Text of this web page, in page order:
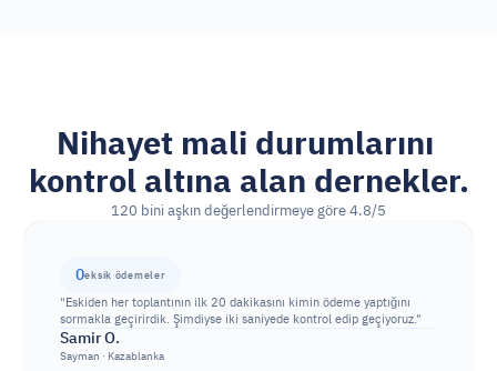
Nihayet mali durumlarını
kontrol altına alan dernekler.
120 bini aşkın değerlendirmeye göre 4.8/5
0eksik ödemeler
"Eskiden her toplantının ilk 20 dakikasını kimin ödeme yaptığını
sormakla geçirirdik. Şimdiyse iki saniyede kontrol edip geçiyoruz."
Samir O.
Sayman · Kazablanka